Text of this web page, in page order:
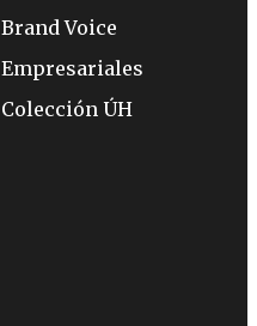
Brand Voice
Empresariales
Colección ÚH